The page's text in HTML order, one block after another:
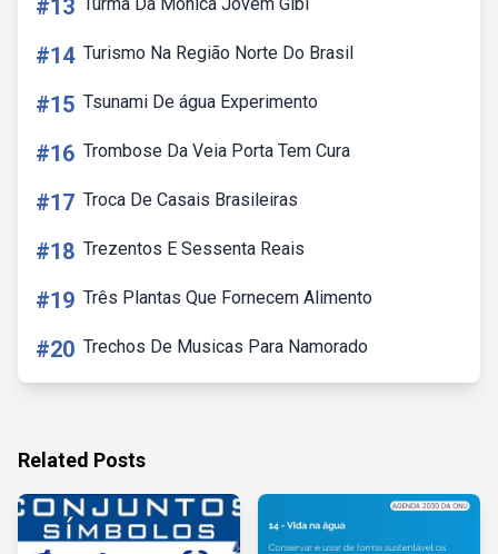
#13
#14 Turismo Na Região Norte Do Brasil
#15 Tsunami De água Experimento
#16 Trombose Da Veia Porta Tem Cura
#17 Troca De Casais Brasileiras
#18 Trezentos E Sessenta Reais
#19 Três Plantas Que Fornecem Alimento
#20 Trechos De Musicas Para Namorado
Related Posts